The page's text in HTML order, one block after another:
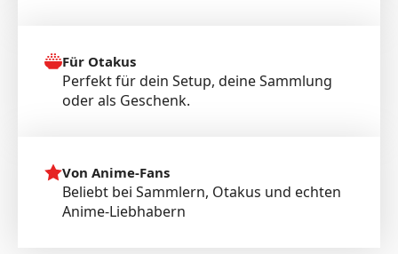
Für Otakus
Perfekt für dein Setup, deine Sammlung
oder als Geschenk.
Von Anime-Fans
Beliebt bei Sammlern, Otakus und echten
Anime-Liebhabern